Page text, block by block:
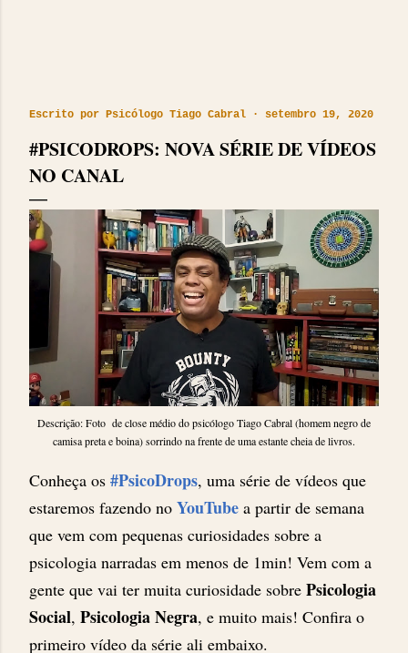
Escrito por Psicólogo Tiago Cabral setembro 19, 2020
#PSICODROPS: NOVA SÉRIE DE VÍDEOS
NO CANAL
Descrição: Foto de close médio do psicólogo Tiago Cabral (homem negro de
camisa preta e boina) sorrindo na frente de uma estante cheia de livros.
Conheça os #PsicoDrops, uma série de vídeos que
estaremos fazendo no YouTube a partir de semana
que vem com pequenas curiosidades sobre a
psicologia narradas em menos de 1min! Vem com a
gente que vai ter muita curiosidade sobre Psicologia
Social, Psicologia Negra, e muito mais! Confira o
primeiro vídeo da série ali embaixo.